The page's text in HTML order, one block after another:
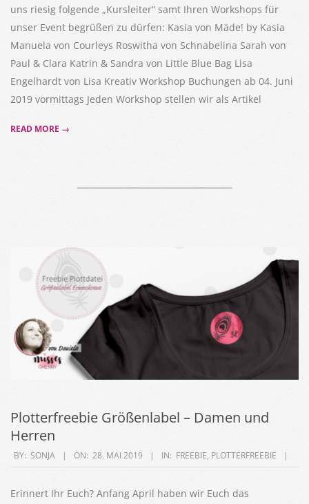
uns riesig folgende „Kursleiter“ samt Ihren Workshops für
unser Event begrüßen zu dürfen: Kasia von Mäde! by Kasia
Manuela von Courleys Roswitha von Schnabelina Sarah von
Paul & Clara Katrin & Sandra von Little Blue Bag Lisa
Engelhardt von Lisa Kreativ Workshop Buchungen ab 04. Juni
2019 vormittags Jeden Workshop stellen wir als Artikel
READ MORE →
Plotterfreebie Größenlabel – Damen und
Herren
2019-
28
BY: SONJA ON: 28. MAI 2019 IN: FREEBIE, PLOTTERFREEBIE
Erinnert Ihr Euch? Anfang April haben wir Euch das